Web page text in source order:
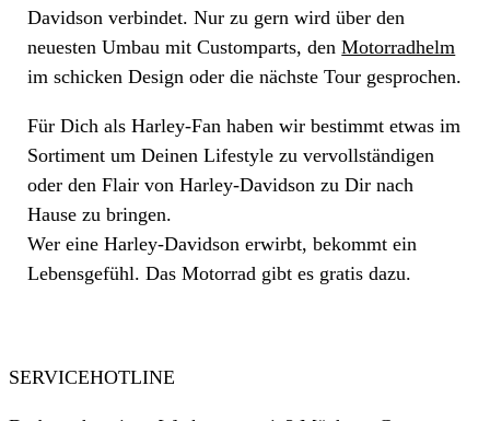
Davidson verbindet. Nur zu gern wird über den
neuesten Umbau mit Customparts, denMotorradhelm
im schicken Design oder die nächste Tour gesprochen.
Für Dich als Harley-Fan haben wir bestimmt etwas im
Sortiment um Deinen Lifestyle zu vervollständigen
oder den Flair von Harley-Davidson zu Dir nach
Hause zu bringen.
Wer eine Harley-Davidson erwirbt, bekommt ein
Lebensgefühl. Das Motorrad gibt es gratis dazu.
SERVICEHOTLINE